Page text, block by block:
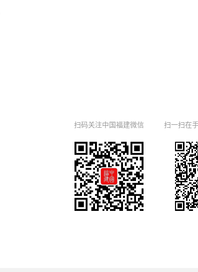
扫码关注中国福建微信 扫一扫在